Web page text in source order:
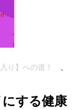
り】への道！
、
にする健康